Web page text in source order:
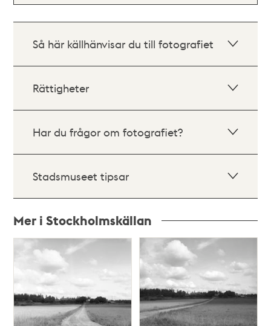
Så här källhänvisar du till fotografiet
Rättigheter
Har du frågor om fotografiet?
Stadsmuseet tipsar
Mer i Stockholmskällan
Relaterade
teman